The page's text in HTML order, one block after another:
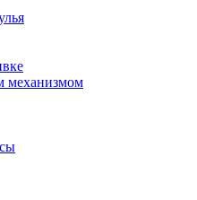
механизмом